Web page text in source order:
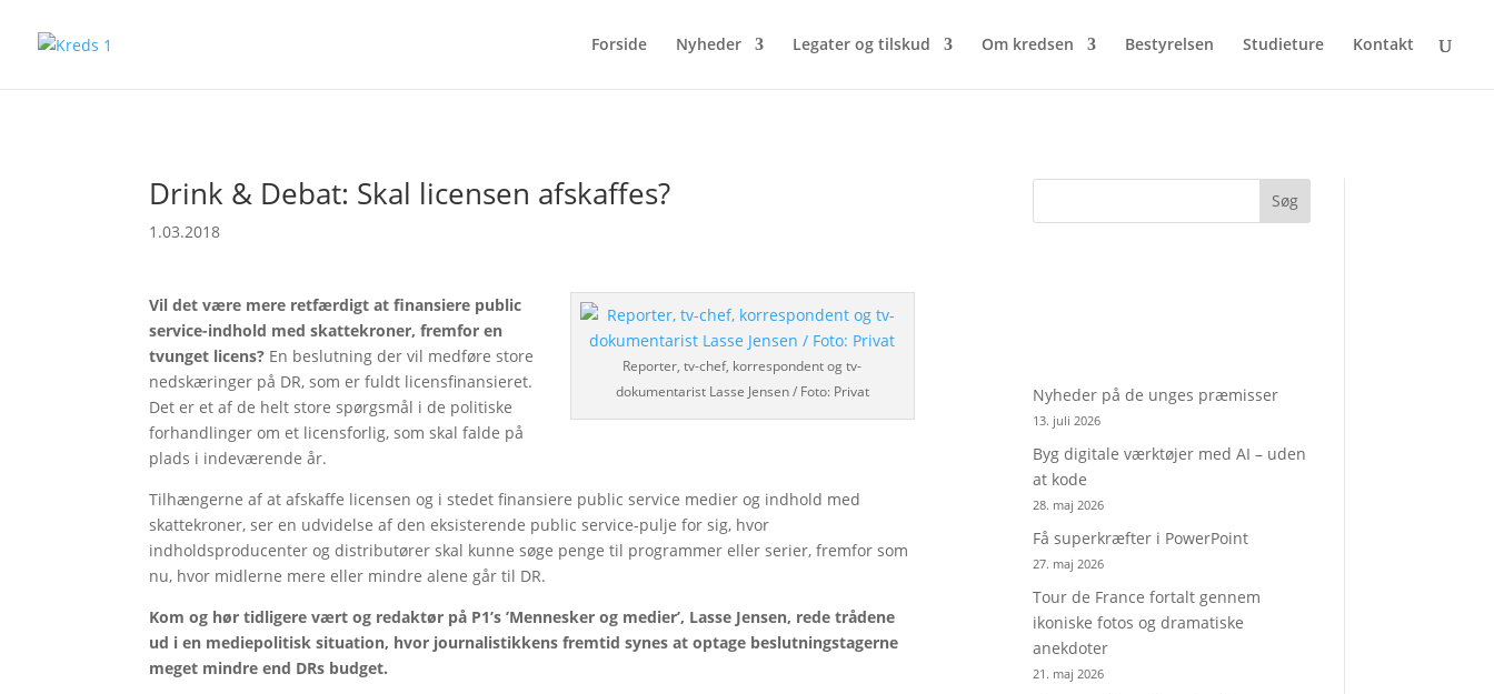
Forside Nyheder Legater og tilskud Om kredsen Bestyrelsen Studieture Kontakt
Drink & Debat: Skal licensen afskaffes?
1.03.2018
Reporter, tv-chef, korrespondent og tv-
dokumentarist Lasse Jensen / Foto: Privat
Vil det være mere retfærdigt at finansiere public
service-indhold med skattekroner, fremfor en
tvunget licens? En beslutning der vil medføre store
nedskæringer på DR, som er fuldt licensfinansieret.
Det er et af de helt store spørgsmål i de politiske
forhandlinger om et licensforlig, som skal falde på
plads i indeværende år.
Tilhængerne af at afskaffe licensen og i stedet finansiere public service medier og indhold med
skattekroner, ser en udvidelse af den eksisterende public service-pulje for sig, hvor
indholdsproducenter og distributører skal kunne søge penge til programmer eller serier, fremfor som
nu, hvor midlerne mere eller mindre alene går til DR.
Kom og hør tidligere vært og redaktør på P1’s ’Mennesker og medier’, Lasse Jensen, rede trådene
ud i en mediepolitisk situation, hvor journalistikkens fremtid synes at optage beslutningstagerne
meget mindre end DRs budget.
Søg
Nyheder på de unges præmisser
13. juli 2026
Byg digitale værktøjer med AI – uden
at kode
28. maj 2026
Få superkræfter i PowerPoint
27. maj 2026
Tour de France fortalt gennem
ikoniske fotos og dramatiske
anekdoter
21. maj 2026